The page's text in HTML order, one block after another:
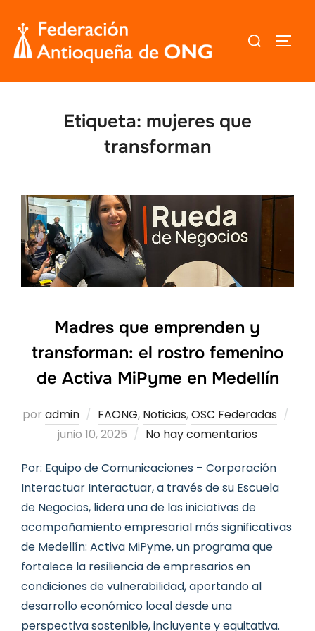
contenido
Buscar:
Etiqueta: mujeres que
transforman
Madres que emprenden y
transforman: el rostro femenino
de Activa MiPyme en Medellín
por admin FAONG, Noticias,OSC Federadas
junio 10, 2025 No hay comentarios
Por: Equipo de Comunicaciones – Corporación
Interactuar Interactuar, a través de su Escuela
de Negocios, lidera una de las iniciativas de
acompañamiento empresarial más significativas
de Medellín: Activa MiPyme, un programa que
fortalece la resiliencia de empresarios en
condiciones de vulnerabilidad, aportando al
desarrollo económico local desde una
perspectiva sostenible, incluyente y equitativa.